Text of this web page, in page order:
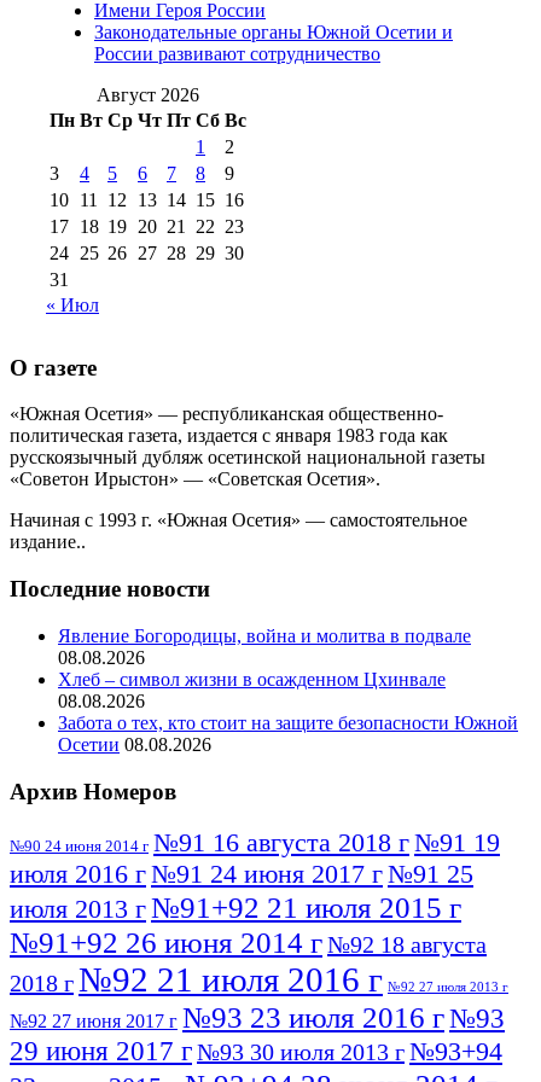
августа 2012 г(14) №98+99 11 июля
2017 г(9)
№99 4 августа
2016 г(12) №99 8 июля 2014 г
августа 2012 г(11)
августа 2013 г
(12)
Имени Героя России
Законодательные органы Южной Осетии и
России развивают сотрудничество
Август 2026
Пн Вт Ср Чт Пт Сб Вс
1
2
3
4 5 6 7 8
9
10 11 12 13 14 15 16
17 18 19 20 21 22 23
24 25 26 27 28 29 30
31
« Июл
О газете
«Южная Осетия» — республиканская общественно-
политическая газета, издается с января 1983 года как
русскоязычный дубляж осетинской национальной газеты
«Советон Ирыстон» — «Советская Осетия».
Начиная с 1993 г. «Южная Осетия» — самостоятельное
издание..
Последние новости
Явление Богородицы, война и молитва в подвале
08.08.2026
Хлеб – символ жизни в осажденном Цхинвале
08.08.2026
Забота о тех, кто стоит на защите безопасности Южной
Осетии 08.08.2026
Архив Номеров
№90 24 июня 2014 г №91 16 августа 2018 г№91 19
июля 2016 г№91 24 июня 2017 г№91 25
июля 2013 г№91+92 21 июля 2015 г
№91+92 26 июня 2014 г№92 18 августа
2018 г№92 21 июля 2016 г №92 27 июля 2013 г
№92 27 июня 2017 г №93 23 июля 2016 г№93
29 июня 2017 г№93 30 июля 2013 г№93+94